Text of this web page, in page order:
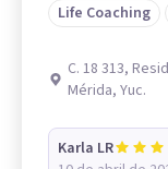
Life Coaching
C. 18 313,
Mérida, Yuc.
Karla LR